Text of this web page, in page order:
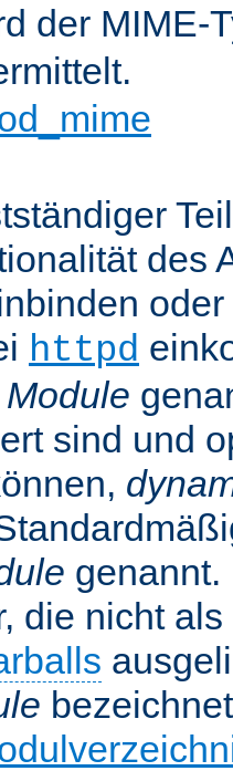
der MIME-
des
httpd
sind und
genannt.
die nicht